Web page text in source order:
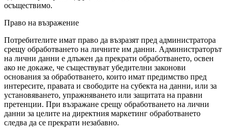
осъществимо.
Право на възражение
Потребителите имат право да възразят пред администратора
срещу обработването на личните им данни. Администраторът
на лични данни е длъжен да прекрати обработването, освен
ако не докаже, че съществуват убедителни законови
основания за обработването, които имат предимство пред
интересите, правата и свободите на субекта на данни, или за
установяването, упражняването или защитата на правни
претенции. При възражане срещу обработването на лични
данни за целите на директния маркетинг обработването
следва да се прекрати незабавно.